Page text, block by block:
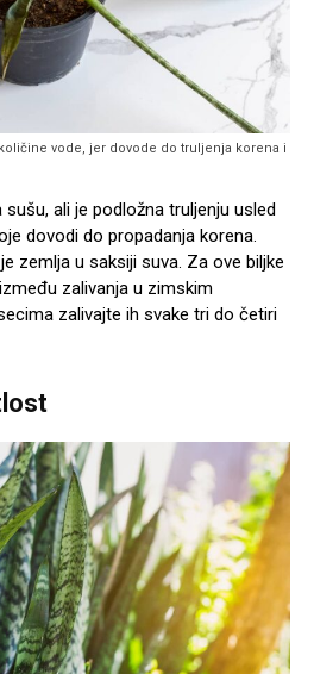
vode, jer dovode do truljenja korena i
ali je podložna truljenju usled
dovodi do propadanja korena.
zemlja u saksiji suva. Za ove biljke
zalivanja u zimskim
zalivajte ih svake tri do četiri